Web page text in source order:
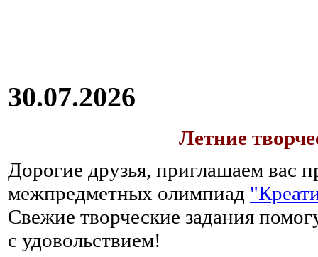
30.07.2026
Летние
Дорогие друзья, приглашаем вас
межпредметных олимпиад
Свежие творческие задания
с удовольствием!